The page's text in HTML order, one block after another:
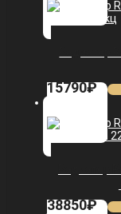
15790₽
38850₽